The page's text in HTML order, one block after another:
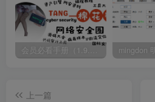
会员必看手册（1.9.0版本 26.4.5更新）
上一篇